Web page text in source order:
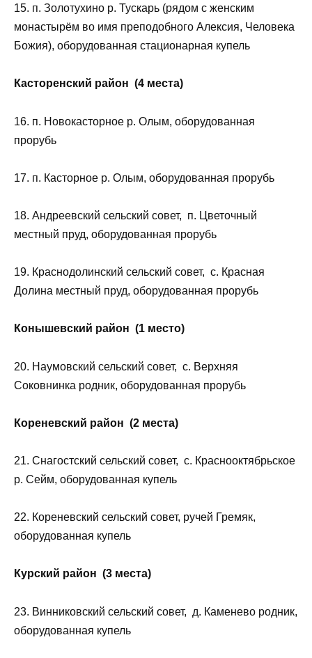
15. п. Золотухино р. Тускарь (рядом с женским
монастырём во имя преподобного Алексия, Человека
Божия), оборудованная стационарная купель
Касторенский район (4 места)
16. п. Новокасторное р. Олым, оборудованная
прорубь
17. п. Касторное р. Олым, оборудованная прорубь
18. Андреевский сельский совет, п. Цветочный
местный пруд, оборудованная прорубь
19. Краснодолинский сельский совет, с. Красная
Долина местный пруд, оборудованная прорубь
Конышевский район (1 место)
20. Наумовский сельский совет, с. Верхняя
Соковнинка родник, оборудованная прорубь
Кореневский район (2 места)
21. Снагостский сельский совет, с. Краснооктябрьское
р. Сейм, оборудованная купель
22. Кореневский сельский совет, ручей Гремяк,
оборудованная купель
Курский район (3 места)
23. Винниковский сельский совет, д. Каменево родник,
оборудованная купель